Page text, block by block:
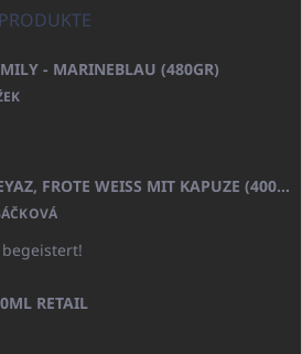
- MARINEBLAU (480GR)
KINDERBADEMANTEL BEYAZ, FROTE WEISS MIT KAPUZE (400GR)
RETAIL